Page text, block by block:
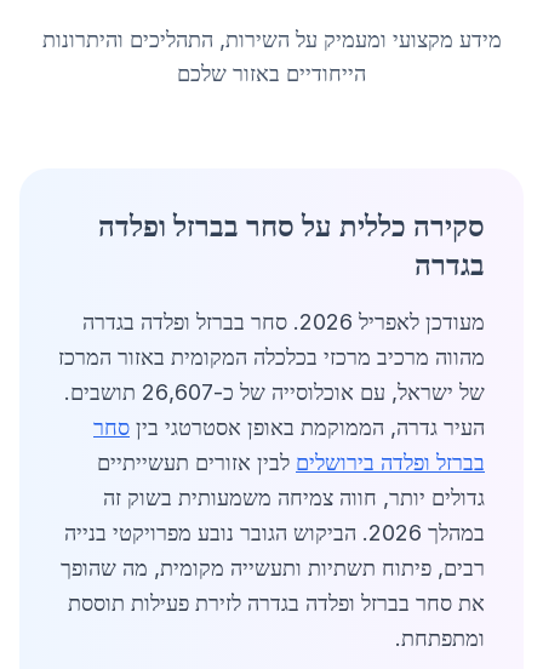
מידע מקצועי ומעמיק על השירות, התהליכים והיתרונות
הייחודיים באזור שלכם
סקירה כללית על סחר בברזל ופלדה
בגדרה
מעודכן לאפריל 2026. סחר בברזל ופלדה בגדרה
מהווה מרכיב מרכזי בכלכלה המקומית באזור המרכז
של ישראל, עם אוכלוסייה של כ-26,607 תושבים.
העיר גדרה, הממוקמת באופן אסטרטגי בין סחר
בברזל ופלדה בירושלים לבין אזורים תעשייתיים
גדולים יותר, חווה צמיחה משמעותית בשוק זה
במהלך 2026. הביקוש הגובר נובע מפרויקטי בנייה
רבים, פיתוח תשתיות ותעשייה מקומית, מה שהופך
את סחר בברזל ופלדה בגדרה לזירת פעילות תוססת
ומתפתחת.